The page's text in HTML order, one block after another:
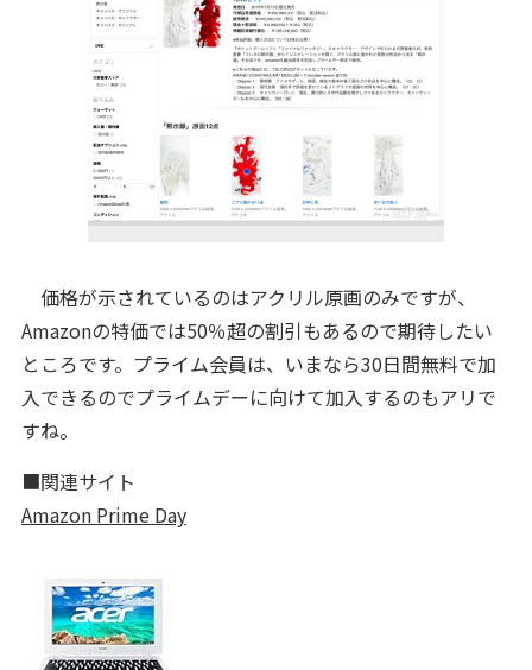
価格が示されているのはアクリル原画のみですが、
Amazonの特価では50％超の割引もあるので期待したい
ところです。プライム会員は、いまなら30日間無料で加
入できるのでプライムデーに向けて加入するのもアリで
すね。
■関連サイト
Amazon Prime Day